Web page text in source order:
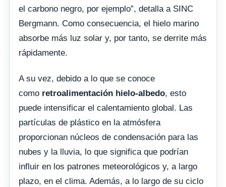
el carbono negro, por ejemplo”, detalla a SINC
Bergmann. Como consecuencia, el hielo marino
absorbe más luz solar y, por tanto, se derrite más
rápidamente.
A su vez, debido a lo que se conoce
como retroalimentación hielo-albedo, esto
puede intensificar el calentamiento global. Las
partículas de plástico en la atmósfera
proporcionan núcleos de condensación para las
nubes y la lluvia, lo que significa que podrían
influir en los patrones meteorológicos y, a largo
plazo, en el clima. Además, a lo largo de su ciclo